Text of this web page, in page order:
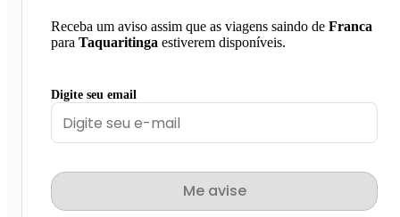
Receba um aviso assim que as viagens saindo de Franca
para Taquaritinga estiverem disponíveis.
Digite seu email
Me avise